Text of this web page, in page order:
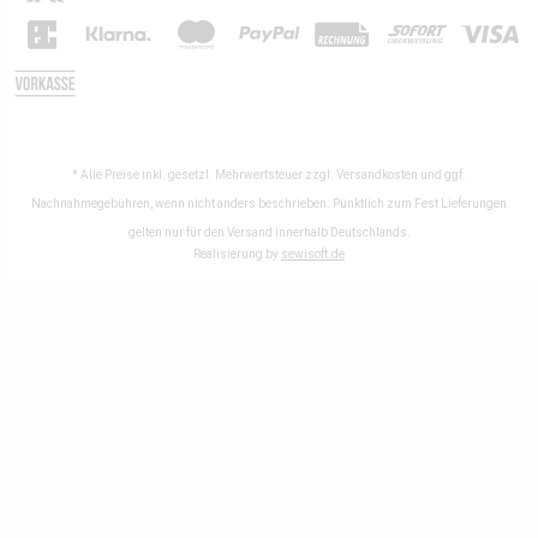
* Alle Preise inkl. gesetzl. Mehrwertsteuer zzgl. Versandkosten und ggf.
Nachnahmegebühren, wenn nicht anders beschrieben. Pünktlich zum Fest Lieferungen
gelten nur für den Versand innerhalb Deutschlands.
Realisierung by sewisoft.de